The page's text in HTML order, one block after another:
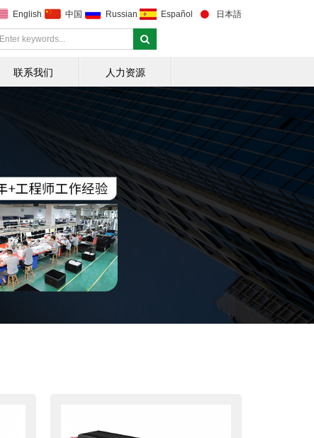
English 中国 Russian Español 日本語
联系我们 人力资源